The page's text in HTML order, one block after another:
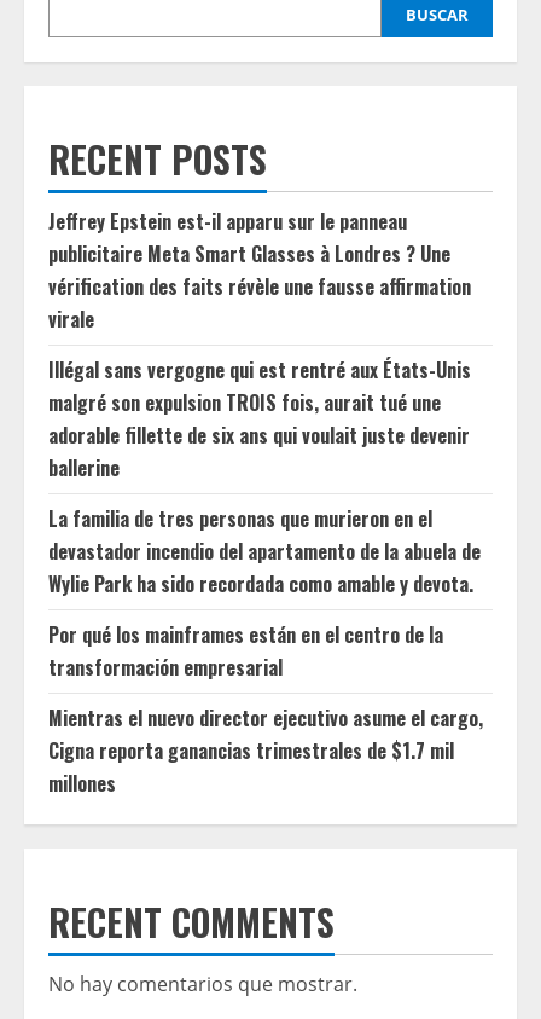
BUSCAR
RECENT POSTS
Jeffrey Epstein est-il apparu sur le panneau
publicitaire Meta Smart Glasses à Londres ? Une
vérification des faits révèle une fausse affirmation
virale
Illégal sans vergogne qui est rentré aux États-Unis
malgré son expulsion TROIS fois, aurait tué une
adorable fillette de six ans qui voulait juste devenir
ballerine
La familia de tres personas que murieron en el
devastador incendio del apartamento de la abuela de
Wylie Park ha sido recordada como amable y devota.
Por qué los mainframes están en el centro de la
transformación empresarial
Mientras el nuevo director ejecutivo asume el cargo,
Cigna reporta ganancias trimestrales de $1.7 mil
millones
RECENT COMMENTS
No hay comentarios que mostrar.